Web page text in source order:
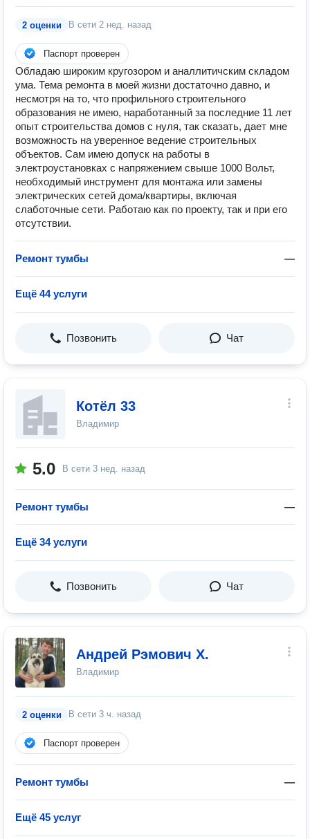
2 оценки В сети 2 нед. назад
Паспорт проверен
Обладаю широким кругозором и аналлитичским складом
ума. Тема ремонта в моей жизни достаточно давно, и
несмотря на то, что профильного строительного
образования не имею, наработанный за последние 11 лет
опыт строительства домов с нуля, так сказать, дает мне
возможность на уверенное ведение строительных
объектов. Сам имею допуск на работы в
электроустановках с напряжением свыше 1000 Вольт,
необходимый инструмент для монтажа или замены
электрических сетей дома/квартиры, включая
слаботочные сети. Работаю как по проекту, так и при его
отсутствии.
Ремонт тумбы —
Ещё 44 услуги
Позвонить Чат
Котёл 33
Владимир
5.0 В сети 3 нед. назад
Ремонт тумбы —
Ещё 34 услуги
Позвонить Чат
Андрей Рэмович Х.
Владимир
2 оценки В сети 3 ч. назад
Паспорт проверен
Ремонт тумбы —
Ещё 45 услуг